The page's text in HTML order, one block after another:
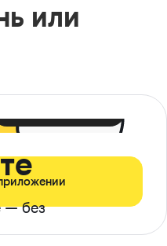
или
— без